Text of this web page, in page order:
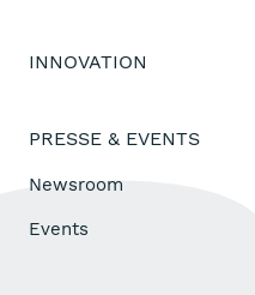
INNOVATION
PRESSE & EVENTS
Newsroom
Events